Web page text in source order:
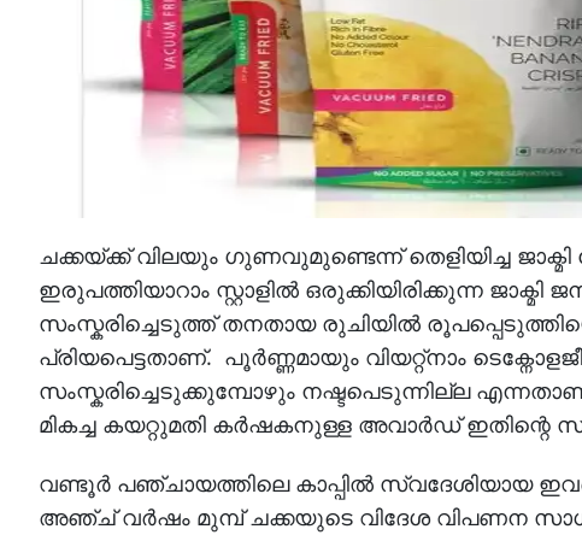
ചക്കയ്ക്ക് വിലയും ഗുണവുമുണ്ടെന്ന് തെളിയിച്ച
ഇരുപത്തിയാറാം സ്റ്റാളിൽ ഒരുക്കിയിരിക്കുന്ന
സംസ്കരിച്ചെടുത്ത് തനതായ രുചിയിൽ
പ്രിയപെട്ടതാണ്. പൂർണ്ണമായും വിയറ്റ്നാം
സംസ്കരിച്ചെടുക്കുമ്പോഴും നഷ്ടപെടുന്നില്ല
മികച്ച കയറ്റുമതി കർഷകനുള്ള അവാർഡ് ഇതിന്റെ
വണ്ടൂർ പഞ്ചായത്തിലെ കാപ്പിൽ സ്വദേശിയായ
അഞ്ച് വർഷം മുമ്പ് ചക്കയുടെ വിദേശ വിപണന